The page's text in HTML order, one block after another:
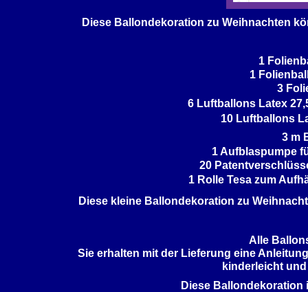
Diese Ballondekoration zu Weihnachten
1
1
3
6 Luftballons Latex
10 Luftballons
3 m
1 Aufblaspumpe
20
1 Rolle Tesa zum
Diese kleine Ballondekoration zu
Alle
Sie erhalten mit der Lieferung eine
kinderleicht
Diese Ballondekoration